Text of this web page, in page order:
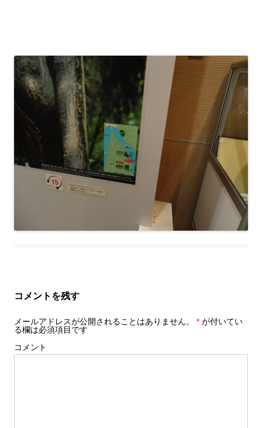
コメントを残す
メールアドレスが公開されることはありません。 * が付いてい
る欄は必須項目です
コメント